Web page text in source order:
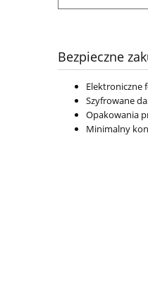
Bezpieczne
Elektroniczne
Szyfrowane
Opakowania
Minimalny